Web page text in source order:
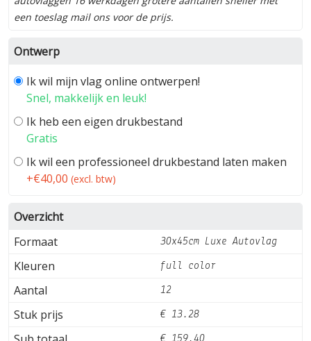
een toeslag mail ons voor de prijs.
Ontwerp
Ik wil mijn vlag online ontwerpen!
Snel, makkelijk en leuk!
Ik heb een eigen drukbestand
Gratis
Ik wil een professioneel drukbestand laten maken
+€40,00 (excl. btw)
Overzicht
Formaat
30x45cm Luxe Autovlag
Kleuren full color
Aantal 12
Stuk prijs € 13.28